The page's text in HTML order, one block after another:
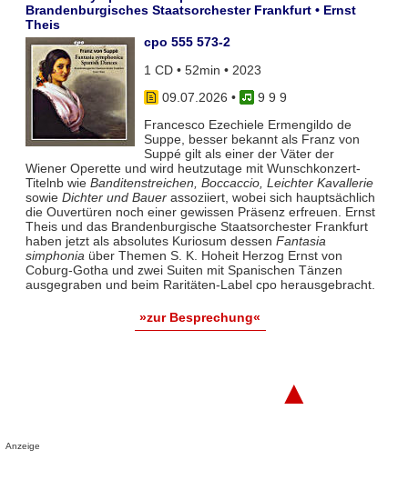
Brandenburgisches Staatsorchester Frankfurt • Ernst
Theis
cpo 555 573-2
1 CD • 52min • 2023
09.07.2026 •
9 9 9
Francesco Ezechiele Ermengildo de
Suppe, besser bekannt als Franz von
Suppé gilt als einer der Väter der
Wiener Operette und wird heutzutage mit Wunschkonzert-
Titelnb wie Banditenstreichen, Boccaccio, Leichter Kavallerie
sowie Dichter und Bauerassoziiert, wobei sich hauptsächlich
die Ouvertüren noch einer gewissen Präsenz erfreuen. Ernst
Theis und das Brandenburgische Staatsorchester Frankfurt
haben jetzt als absolutes Kuriosum dessen Fantasia
simphoniaüber Themen S. K. Hoheit Herzog Ernst von
Coburg-Gotha und zwei Suiten mit Spanischen Tänzen
ausgegraben und beim Raritäten-Label cpo herausgebracht.
»zur Besprechung«
▲
Anzeige